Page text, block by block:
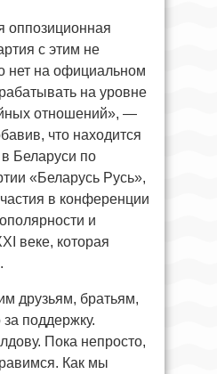
оппозиционная
с этим не
нет на официальном
на уровне
отношений», —
что находится
Беларуси по
«Беларусь Русь»,
в конференции
и
веке, которая
друзьям, братьям,
поддержку.
Пока непросто,
Как мы